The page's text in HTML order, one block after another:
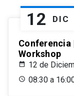
12 DIC
Conferencia
Workshop
12 de
08:30 a